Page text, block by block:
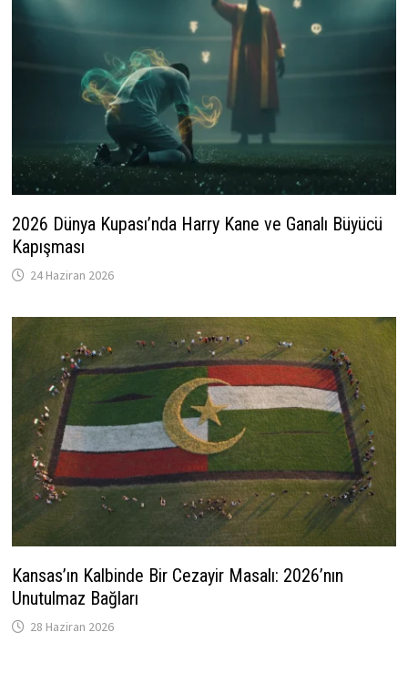
2026 Dünya Kupası’nda Harry Kane ve Ganalı Büyücü
Kapışması
24 Haziran 2026
Kansas’ın Kalbinde Bir Cezayir Masalı: 2026’nın
Unutulmaz Bağları
28 Haziran 2026